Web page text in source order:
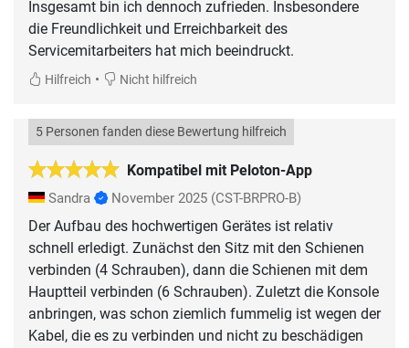
Insgesamt bin ich dennoch zufrieden. Insbesondere
die Freundlichkeit und Erreichbarkeit des
Servicemitarbeiters hat mich beeindruckt.
Hilfreich • Nicht hilfreich
Kompatibel mit Peloton-App
5 Personen fanden diese Bewertung hilfreich
Sandra November 2025 (CST-BRPRO-B)
Der Aufbau des hochwertigen Gerätes ist relativ
schnell erledigt. Zunächst den Sitz mit den Schienen
verbinden (4 Schrauben), dann die Schienen mit dem
Hauptteil verbinden (6 Schrauben). Zuletzt die Konsole
anbringen, was schon ziemlich fummelig ist wegen der
Kabel, die es zu verbinden und nicht zu beschädigen